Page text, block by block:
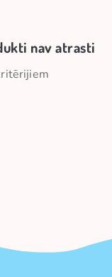
nav atrasti